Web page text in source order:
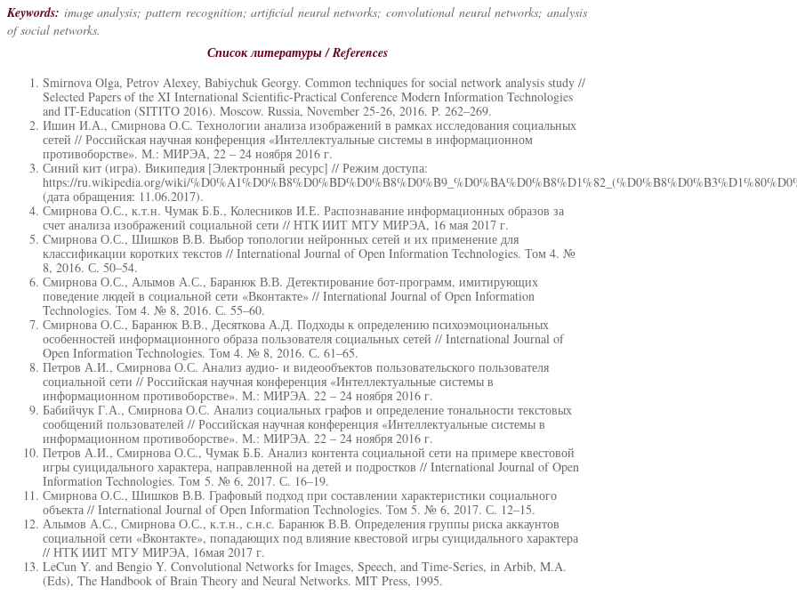
Keywords: image analysis; pattern recognition; artificial neural networks; convolutional neural networks; analysis
of social networks.
Список литературы / References
Smirnova Olga, Petrov Alexey, Babiychuk Georgy. Common techniques for social network analysis study //
Selected Papers of the XI International Scientific-Practical Conference Modern Information Technologies
and IT-Education (SITITO 2016). Moscow. Russia, November 25-26, 2016. P. 262–269.
Ишин И.А., Смирнова О.С. Технологии анализа изображений в рамках исследования социальных
сетей // Российская научная конференция «Интеллектуальные системы в информационном
противоборстве». М.: МИРЭА, 22 – 24 ноября 2016 г.
Синий кит (игра). Википедия [Электронный ресурс] // Режим доступа:
https://ru.wikipedia.org/wiki/
(дата обращения: 11.06.2017).
Смирнова О.С., к.т.н. Чумак Б.Б., Колесников И.Е. Распознавание информационных образов за
счет анализа изображений социальной сети // НТК ИИТ МТУ МИРЭА, 16 мая 2017 г.
Cмирнова О.С., Шишков В.В. Выбор топологии нейронных сетей и их применение для
классификации коротких текстов // International Journal of Open Information Technologies. Том 4. №
8, 2016. С. 50–54.
Смирнова О.С., Алымов А.С., Баранюк В.В. Детектирование бот-программ, имитирующих
поведение людей в социальной сети «Вконтакте» // International Journal of Open Information
Technologies. Том 4. № 8, 2016. С. 55–60.
Смирнова О.С., Баранюк В.В., Десяткова А.Д. Подходы к определению психоэмоциональных
особенностей информационного образа пользователя социальных сетей // International Journal of
Open Information Technologies. Том 4. № 8, 2016. С. 61–65.
Петров А.И., Смирнова О.С. Анализ аудио- и видеообъектов пользовательского пользователя
социальной сети // Российская научная конференция «Интеллектуальные системы в
информационном противоборстве». М.: МИРЭА. 22 – 24 ноября 2016 г.
Бабийчук Г.А., Смирнова О.С. Анализ социальных графов и определение тональности текстовых
сообщений пользователей // Российская научная конференция «Интеллектуальные системы в
информационном противоборстве». М.: МИРЭА. 22 – 24 ноября 2016 г.
Петров А.И., Смирнова О.С., Чумак Б.Б. Анализ контента социальной сети на примере квестовой
игры суицидального характера, направленной на детей и подростков // International Journal of Open
Information Technologies. Том 5. № 6, 2017. С. 16–19.
Смирнова О.С., Шишков В.В. Графовый подход при составлении характеристики социального
объекта // International Journal of Open Information Technologies. Том 5. № 6, 2017. С. 12–15.
Алымов А.С., Смирнова О.С., к.т.н., с.н.с. Баранюк В.В. Определения группы риска аккаунтов
социальной сети «Вконтакте», попадающих под влияние квестовой игры суицидального характера
// НТК ИИТ МТУ МИРЭА, 16мая 2017 г.
LeCun Y. and Bengio Y. Convolutional Networks for Images, Speech, and Time-Series, in Arbib, M.A.
(Eds), The Handbook of Brain Theory and Neural Networks. MIT Press, 1995.